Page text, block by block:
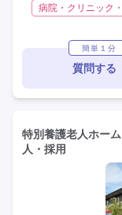
病院・クリニック
夜勤専従
社会保険完
簡単１分
質問する
特別養護老人ホー
人・採用